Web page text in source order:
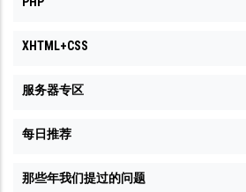
XHTML+CSS
服务器专区
每日推荐
那些年我们提过的问题